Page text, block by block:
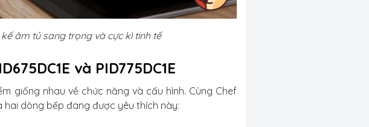
âm tủ sang trọng và cực kì tinh tế
và PID775DC1E
giống nhau về chức năng và cấu hình. Cùng Chef
dòng bếp đang được yêu thích này: